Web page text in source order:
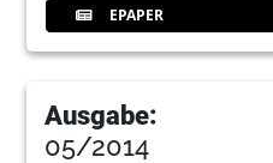
EPAPER
Ausgabe:
05/2014